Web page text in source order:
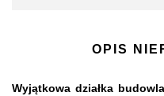
OPIS
Wyjątkowa działka